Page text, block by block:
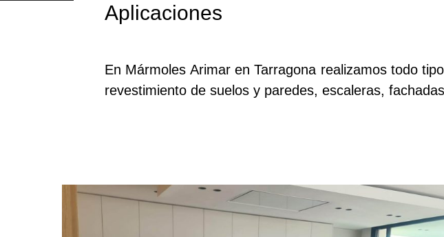
Aplicaciones
En Mármoles Arimar en Tarragona realizamos todo
revestimiento de suelos y paredes, escaleras,